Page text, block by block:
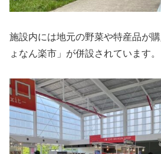
施設内には地元の野菜や特産品が
ょなん楽市」が併設されています。